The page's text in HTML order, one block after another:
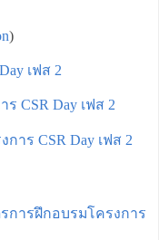
)
เฟส 2
CSR Day เฟส 2
าร CSR Day เฟส 2
การฝึกอบรมโครงการ